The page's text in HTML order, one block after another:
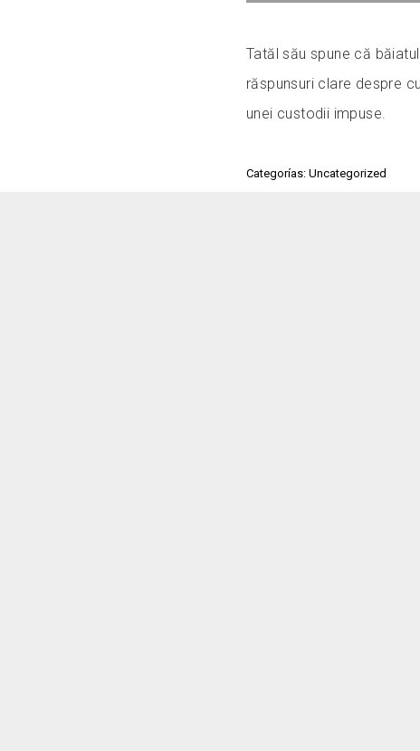
Tatăl său spune că
răspunsuri clare despre
unei custodii impuse.
Categorías: Uncategorized